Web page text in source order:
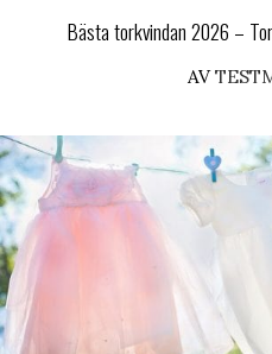
Bästa torkvindan 2026 –
AV